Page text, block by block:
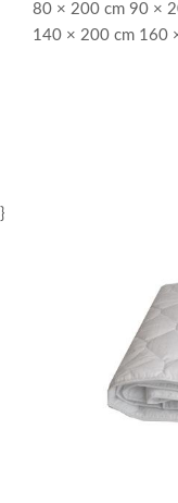
80 × 200 cm 90 ×
140 × 200 cm 160
}